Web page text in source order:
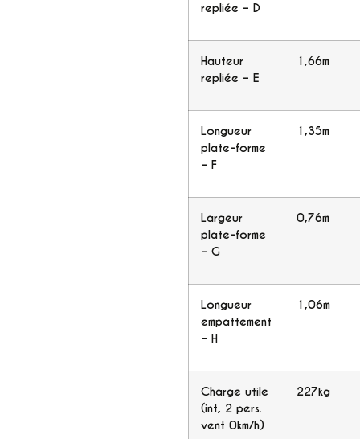
repliée – D
Hauteur
repliée – E
1,66m
Longueur
plate-forme
– F
1,35m
Largeur
plate-forme
– G
0,76m
Longueur
empattement
– H
1,06m
Charge utile
(int, 2 pers.
vent 0km/h)
227kg